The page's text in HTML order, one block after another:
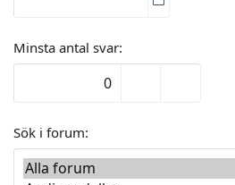
Minsta antal svar
Sök i forum